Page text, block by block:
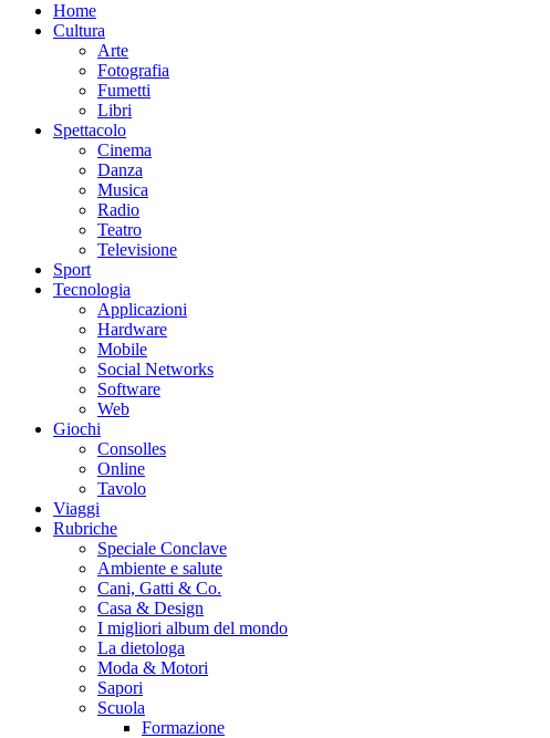
Home
Cultura
Arte
Fotografia
Fumetti
Libri
Spettacolo
Cinema
Danza
Musica
Radio
Teatro
Televisione
Sport
Tecnologia
Applicazioni
Hardware
Mobile
Social Networks
Software
Web
Giochi
Consolles
Online
Tavolo
Viaggi
Rubriche
Speciale Conclave
Ambiente e salute
Cani, Gatti & Co.
Casa & Design
I migliori album del mondo
La dietologa
Moda & Motori
Sapori
Scuola
Formazione